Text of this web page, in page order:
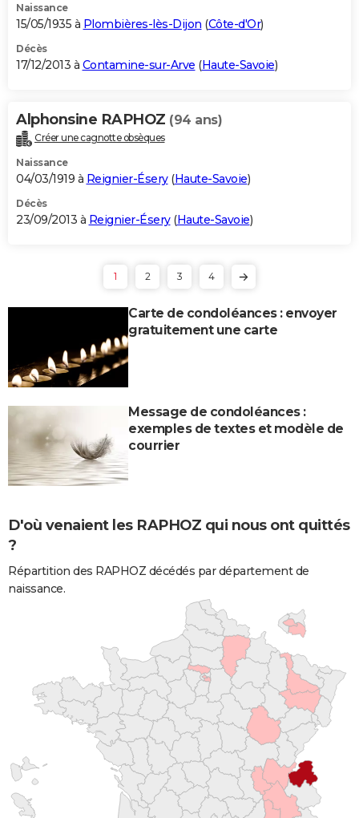
Naissance
15/05/1935 à Plombières-lès-Dijon (Côte-d'Or)
Décès
17/12/2013 à Contamine-sur-Arve (Haute-Savoie)
Alphonsine RAPHOZ (94 ans)
Créer une cagnotte obsèques
Naissance
04/03/1919 à Reignier-Ésery(Haute-Savoie)
Décès
23/09/2013 à Reignier-Ésery(Haute-Savoie)
1 2 3 4
Carte de condoléances : envoyer
gratuitement une carte
Message de condoléances :
exemples de textes et modèle de
courrier
D'où venaient les RAPHOZ qui nous ont quittés
?
Répartition des RAPHOZ décédés par département de
naissance.